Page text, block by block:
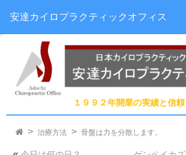
１９９２年開業の実績と信頼
安達カイロプラクティックオフィス
治療方法 骨盤は力を分散します。